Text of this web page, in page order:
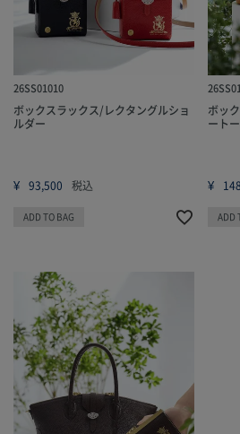
26SS01010
ボックスラックス/レクタングルショ
ルダー
¥ 93,500 税込
ADD TO BAG
ボッ
ート
¥
ADD